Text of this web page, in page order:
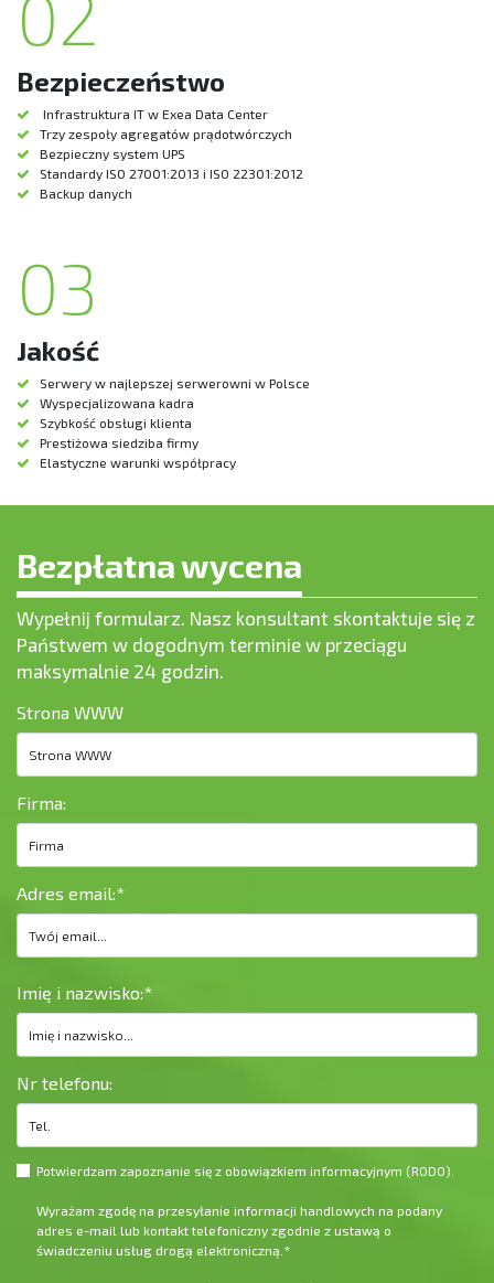
Bezpieczeństwo
Infrastruktura IT w Exea Data Center
Trzy zespoły agregatów prądotwórczych
Bezpieczny system UPS
Standardy ISO 27001:2013 i ISO 22301:2012
Backup danych
03
Jakość
Serwery w najlepszej serwerowni w Polsce
Wyspecjalizowana kadra
Szybkość obsługi klienta
Prestiżowa siedziba firmy
Elastyczne warunki współpracy
Bezpłatna wycena
Wypełnij formularz. Nasz konsultant skontaktuje się z
Państwem w dogodnym terminie w przeciągu
maksymalnie 24 godzin.
Strona WWW
Firma:
Adres email:*
Imię i nazwisko:*
Nr telefonu:
Potwierdzam zapoznanie się z obowiązkiem informacyjnym (RODO).
Wyrażam zgodę na przesyłanie informacji handlowych na podany
adres e-mail lub kontakt telefoniczny zgodnie z ustawą o
świadczeniu usług drogą elektroniczną. *